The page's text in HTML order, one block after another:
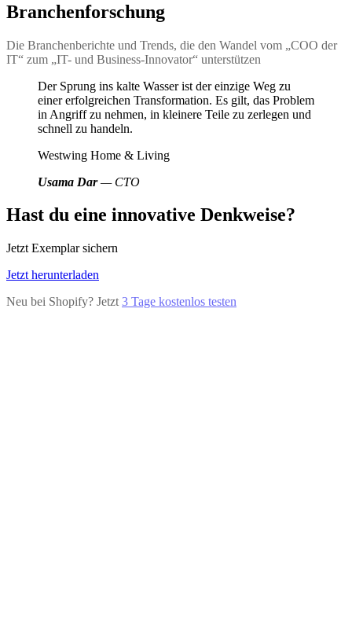
Branchenforschung
Die Branchenberichte und Trends, die den Wandel vom „COO der
IT“ zum „IT- und Business-Innovator“ unterstützen
Der Sprung ins kalte Wasser ist der einzige Weg zu
einer erfolgreichen Transformation. Es gilt, das Problem
in Angriff zu nehmen, in kleinere Teile zu zerlegen und
schnell zu handeln.
Westwing Home & Living
Usama Dar— CTO
Hast du eine innovative Denkweise?
Jetzt Exemplar sichern
Jetzt herunterladen
Neu bei Shopify? Jetzt 3 Tage kostenlos testen